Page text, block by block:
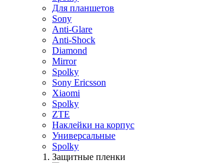
Для планшетов
Sony
Anti-Glare
Anti-Shock
Diamond
Mirror
Spolky
Sony Ericsson
Xiaomi
Spolky
ZTE
Наклейки на корпус
Универсальные
Spolky
Защитные пленки